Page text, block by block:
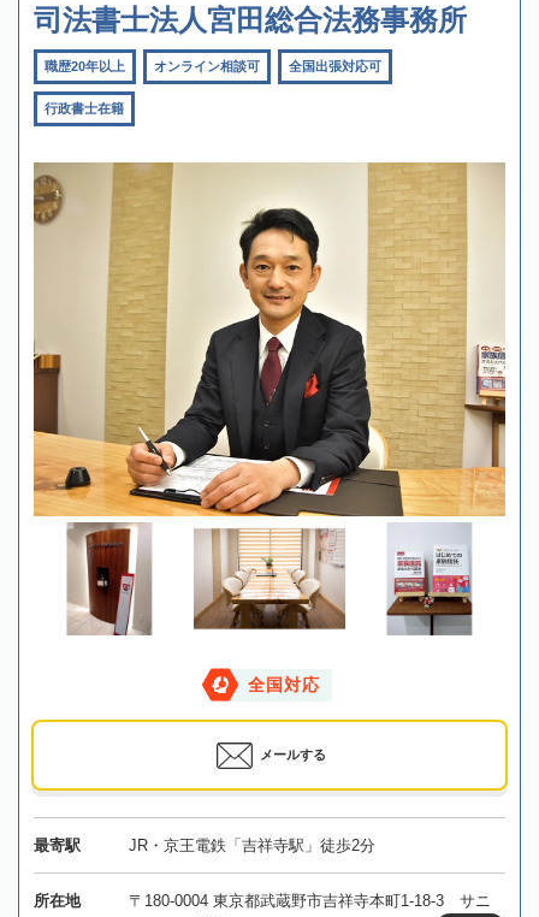
司法書士法人宮田総合法務事務所
職歴20年以上 オンライン相談可 全国出張対応可
行政書士在籍
全国対応
メールする
最寄駅 JR・京王電鉄「吉祥寺駅」徒歩2分
所在地
〒180-0004 東京都武蔵野市吉祥寺本町1-18-3 サニ